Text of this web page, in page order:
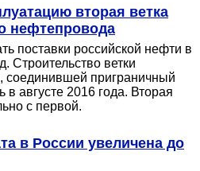
вторая ветка
нефтепровода
поставки российской нефти в
Строительство ветки
соединившей приграничный
августе 2016 года. Вторая
с первой.
в России увеличена до